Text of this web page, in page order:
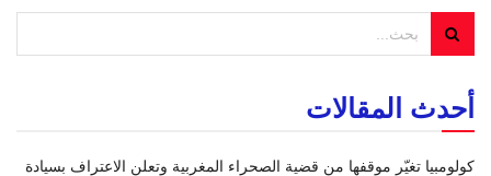
أحدث المقالات
كولومبيا تغيّر موقفها من قضية الصحراء المغربية وتعلن الاعتراف بسيادة